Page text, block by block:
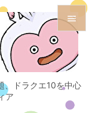
、ドラクエ10を中心
ア

メニュ

サイド
